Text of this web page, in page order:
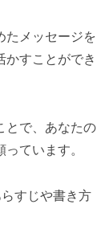
たメッセージを
かすことができ
とで、あなたの
ています。
すじや書き方